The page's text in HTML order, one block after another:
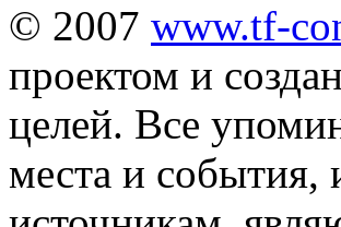
© 2007 www.tf-
проектом и
целей. Все
места и